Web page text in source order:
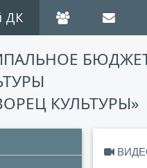
ДК
КУЛЬТУРЫ»